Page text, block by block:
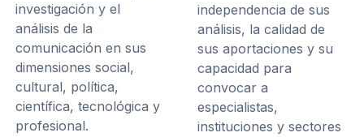
investigación y el
análisis de la
comunicación en sus
dimensiones social,
cultural, política,
científica, tecnológica y
profesional.
independencia de sus
análisis, la calidad de
sus aportaciones y su
capacidad para
convocar a
especialistas,
instituciones y sectores